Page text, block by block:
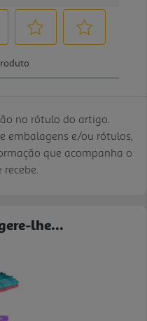
no rótulo do artigo.
embalagens e/ou rótulos,
que acompanha o
lhe...